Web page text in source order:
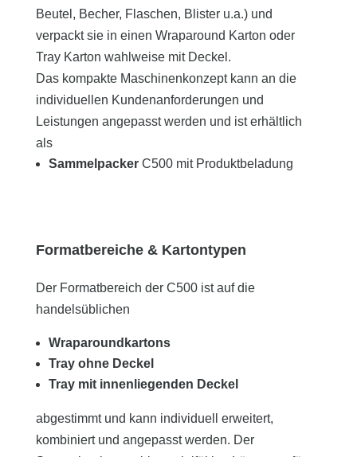
Beutel, Becher, Flaschen, Blister u.a.) und
verpackt sie in einen Wraparound Karton oder
Tray Karton wahlweise mit Deckel.
Das kompakte Maschinenkonzept kann an die
individuellen Kundenanforderungen und
Leistungen angepasst werden und ist erhältlich
als
SammelpackerC500 mit Produktbeladung
Formatbereiche & Kartontypen
Der Formatbereich der C500 ist auf die
handelsüblichen
Wraparoundkartons
Trayohne Deckel
Tray mit innenliegenden Deckel
abgestimmt und kann individuell erweitert,
kombiniert und angepasst werden. Der